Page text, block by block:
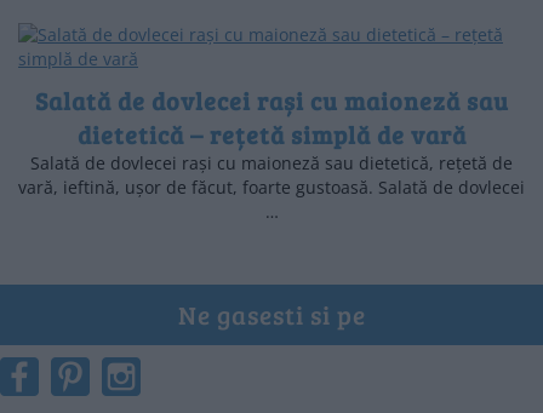
Salată de dovlecei rași cu maioneză sau
dietetică – rețetă simplă de vară
Salată de dovlecei rași cu maioneză sau dietetică, rețetă de
vară, ieftină, ușor de făcut, foarte gustoasă. Salată de dovlecei
…
Ne gasesti si pe